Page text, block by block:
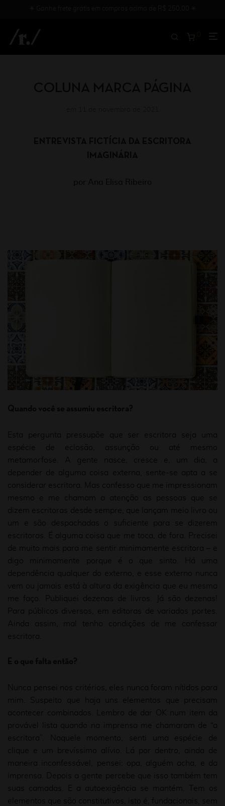
Esta pergunta pressupõe que ser escritora seja uma
espécie de eclosão, assunção ou até mesmo
metamorfose. A gente nasce, cresce e, um dia, a
depender de alguma coisa externa, sente-se apta a se
considerar escritora. Mas confesso que me impressionam
mesmo e me chamam a atenção as pessoas que se
dizem escritoras desde sempre, que lançam meio livro ou
um e são despachadas o suficiente para se dizerem
escritoras. É alguma coisa que me toca, de fora. Precisei
de muito mais para me sentir minimamente escritora – e
digo minimamente porque é o que sinto. Há uma
dependência qualquer do externo, e esse externo nunca
vem ou jamais está à altura da exigência que eu mesma
me faço. Publiquei dezenas de livros. Já são dezenas!
Para públicos diversos, em editoras de variados portes.
Ainda assim, mal tenho condições de me confessar
escritora.
Nunca pensei nos critérios, eles nunca foram nítidos para
mim. Suspeito que haja uns elementos que precisam
acontecer combinados. Lembro de dar OK num item da
provável lista quando na imprensa me chamaram de “a
escritora”. Naquele momento, senti uma espécie de
clique e um brevíssimo alívio. Lá por dentro, ainda de
maneira inconfessável, pensei: opa, alguém acha, e da
imprensa. Depois a gente percebe que isso também tem
suas camadas. E a autoexigência se mantém. Tem os
elementos que são constitutivos, isto é, fundacionais, sem